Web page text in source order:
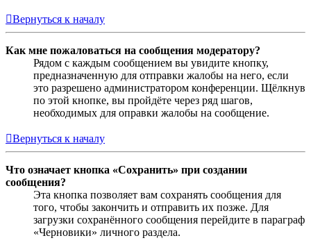
Вернуться к началу
Как мне пожаловаться на сообщения модератору?
Рядом с каждым сообщением вы увидите кнопку,
предназначенную для отправки жалобы на него, если
это разрешено администратором конференции. Щёлкнув
по этой кнопке, вы пройдёте через ряд шагов,
необходимых для оправки жалобы на сообщение.
Вернуться к началу
Что означает кнопка «Сохранить» при создании
сообщения?
Эта кнопка позволяет вам сохранять сообщения для
того, чтобы закончить и отправить их позже. Для
загрузки сохранённого сообщения перейдите в параграф
«Черновики» личного раздела.